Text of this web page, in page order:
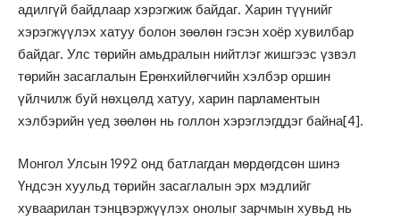
адилгүй байдлаар хэрэгжиж байдаг. Харин түүнийг
хэрэгжүүлэх хатуу болон зөөлөн гэсэн хоёр хувилбар
байдаг. Улс төрийн амьдралын нийтлэг жишгээс үзвэл
төрийн засаглалын Ерөнхийлөгчийн хэлбэр оршин
үйлчилж буй нөхцөлд хатуу, харин парламентын
хэлбэрийн үед зөөлөн нь голлон хэрэглэгддэг байна[4].
Монгол Улсын 1992 онд батлагдан мөрдөгдсөн шинэ
Үндсэн хуульд төрийн засаглалын эрх мэдлийг
хуваарилан тэнцвэржүүлэх онолыг зарчмын хувьд нь